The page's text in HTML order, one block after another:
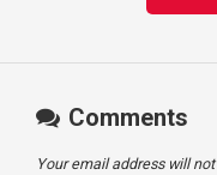
Comments
Your email address will